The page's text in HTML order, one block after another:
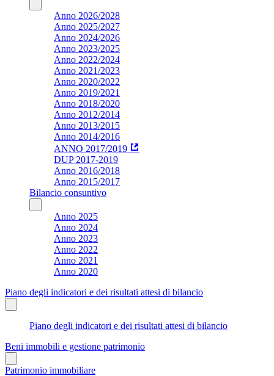
Anno 2026/2028
Anno 2025/2027
Anno 2024/2026
Anno 2023/2025
Anno 2022/2024
Anno 2021/2023
Anno 2020/2022
Anno 2019/2021
Anno 2018/2020
Anno 2012/2014
Anno 2013/2015
Anno 2014/2016
ANNO 2017/2019
DUP 2017-2019
Anno 2016/2018
Anno 2015/2017
Bilancio consuntivo
Anno 2025
Anno 2024
Anno 2023
Anno 2022
Anno 2021
Anno 2020
Piano degli indicatori e dei risultati attesi di bilancio
Piano degli indicatori e dei risultati attesi di bilancio
Beni immobili e gestione patrimonio
Patrimonio immobiliare